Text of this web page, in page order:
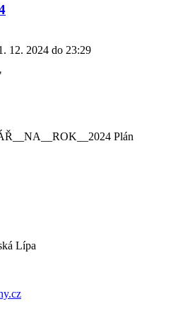
12. 2024 do 23:29
Plán
Lípa